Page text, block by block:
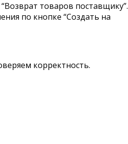
товаров поставщику”.
по кнопке “Создать на
корректность.